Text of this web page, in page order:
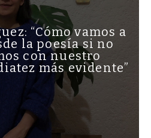
“Cómo vamos a
la poesía si no
con nuestro
más evidente”